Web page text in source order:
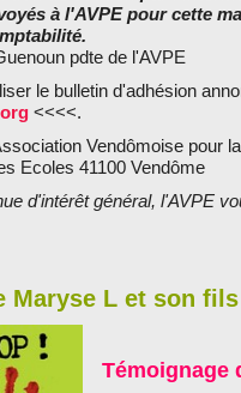
à l'AVPE pour cette
pdte de l'AVPE
le bulletin d'adhésion
<<<<.
Vendômoise pour
Ecoles 41100 Vendôme
d'intérêt général, l'AVPE
Maryse L et son
Témoignage